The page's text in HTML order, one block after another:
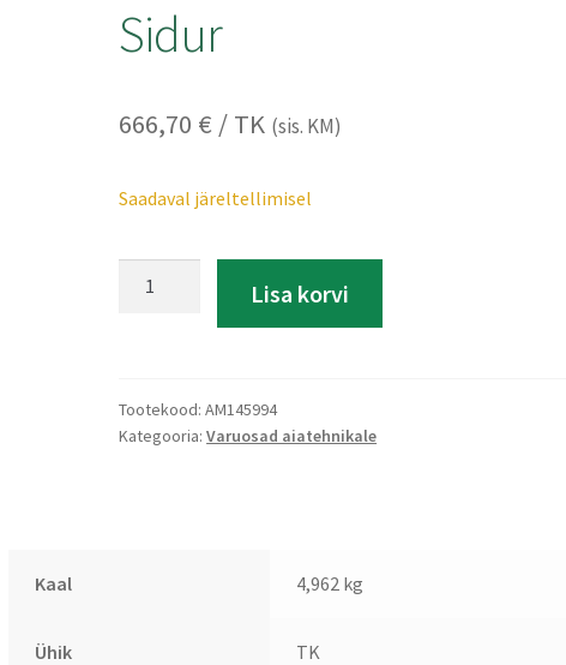
Sidur
666,70 € / TK (sis. KM)
Saadaval järeltellimisel
Lisa korvi
Tootekood:AM145994
Kategooria:Varuosad aiatehnikale
Kaal 4,962 kg
Ühik TK